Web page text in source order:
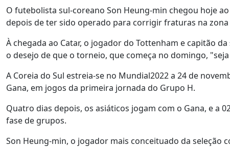
O futebolista sul-coreano Son Heung-min chegou hoje
depois de ter sido operado para corrigir fraturas na
À chegada ao Catar, o jogador do Tottenham e capitão
o desejo de que o torneio, que começa no domingo,
A Coreia do Sul estreia-se no Mundial2022 a 24 de
Gana, em jogos da primeira jornada do Grupo H.
Quatro dias depois, os asiáticos jogam com o Gana, e
fase de grupos.
Son Heung-min, o jogador mais conceituado da seleção